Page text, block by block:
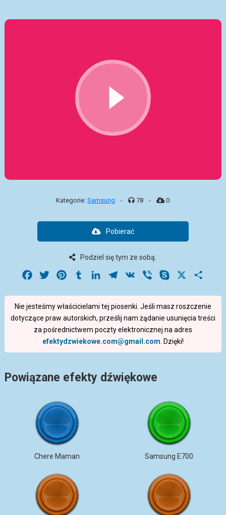
Kategorie:Samsung - 78 - 0
Pobierać
Podziel się tym ze sobą:
Facebook
Twitter PinterestTumblrLinkedInTelegram
VK Viber Skype
Nie jesteśmy właścicielami tej piosenki. Jeśli masz roszczenie
dotyczące praw autorskich, prześlij nam żądanie usunięcia treści
za pośrednictwem poczty elektronicznej na adres
efektydzwiekowe.com@gmail.com . Dzięki!
Powiązane efekty dźwiękowe
Chere Maman Samsung E700